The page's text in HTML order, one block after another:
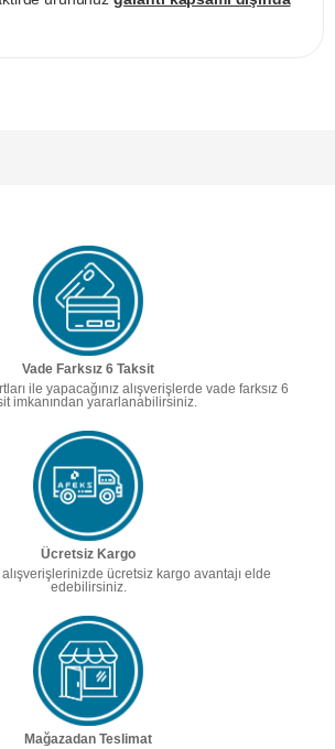
Vade Farksız 6 Taksit
ile yapacağınız alışverişlerde vade farksız 6
imkanından yararlanabilirsiniz.
Ücretsiz Kargo
ücretsiz kargo avantajı elde
edebilirsiniz.
Mağazadan Teslimat